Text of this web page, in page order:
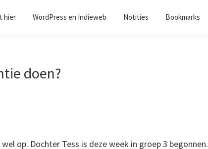
hier WordPress en Indieweb Notities Bookmarks
doen?
op. Dochter Tess is deze week in groep 3 begonnen.